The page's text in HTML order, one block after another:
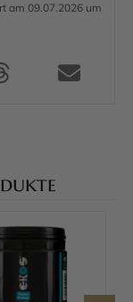
am 09.07.2026 um